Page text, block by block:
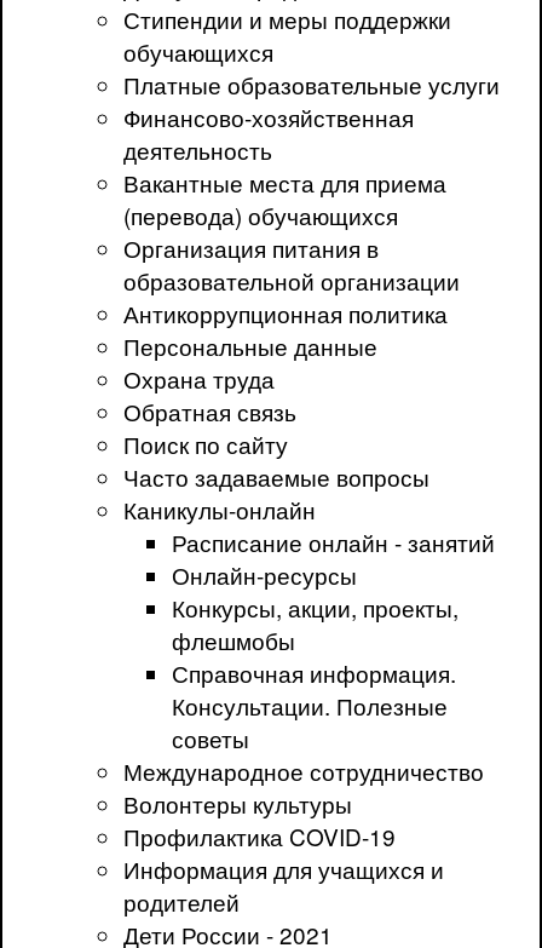
Стипендии и меры поддержки
обучающихся
Платные образовательные услуги
Финансово-хозяйственная
деятельность
Вакантные места для приема
(перевода) обучающихся
Организация питания в
образовательной организации
Антикоррупционная политика
Персональные данные
Охрана труда
Обратная связь
Поиск по сайту
Часто задаваемые вопросы
Каникулы-онлайн
Расписание онлайн - занятий
Онлайн-ресурсы
Конкурсы, акции, проекты,
флешмобы
Справочная информация.
Консультации. Полезные
советы
Международное сотрудничество
Волонтеры культуры
Профилактика COVID-19
Информация для учащихся и
родителей
Дети России - 2021